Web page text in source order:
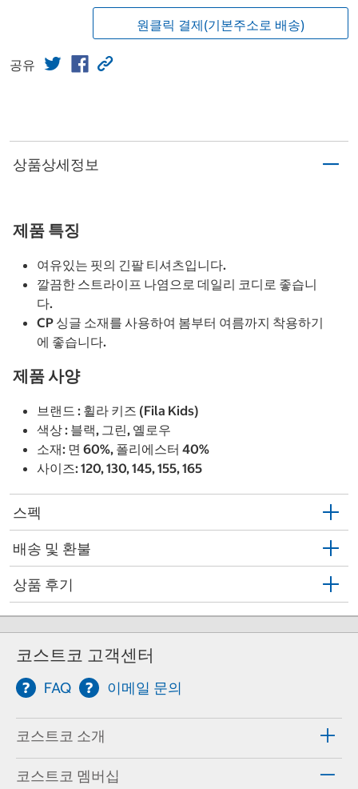
원클릭 결제(기본주소로 배송)
공유
상품상세정보
제품 특징
여유있는 핏의 긴팔 티셔츠입니다.
깔끔한 스트라이프 나염으로 데일리 코디로 좋습니
다.
CP 싱글 소재를 사용하여 봄부터 여름까지 착용하기
에 좋습니다.
제품 사양
브랜드 : 휠라 키즈 (Fila Kids)
색상 : 블랙, 그린, 옐로우
소재: 면 60%, 폴리에스터 40%
사이즈: 120, 130, 145, 155, 165
스펙
배송 및 환불
상품 후기
코스트코 고객센터
FAQ 이메일 문의
코스트코 소개
코스트코 멤버십